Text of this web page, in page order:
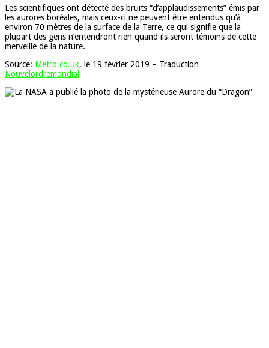
Les scientifiques ont détecté des bruits “d’applaudissements” émis par
les aurores boréales, mais ceux-ci ne peuvent être entendus qu’à
environ 70 mètres de la surface de la Terre, ce qui signifie que la
plupart des gens n’entendront rien quand ils seront témoins de cette
merveille de la nature.
Source: Metro.co.uk, le 19 février 2019 – Traduction
Nouvelordremondial